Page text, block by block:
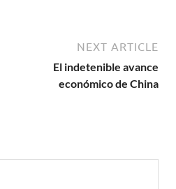
NEXT ARTICLE
El indetenible avance
económico de China